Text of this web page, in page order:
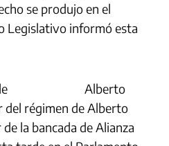
se produjo en el
Legislativo informó esta
Alberto
del régimen de Alberto
la bancada de Alianza